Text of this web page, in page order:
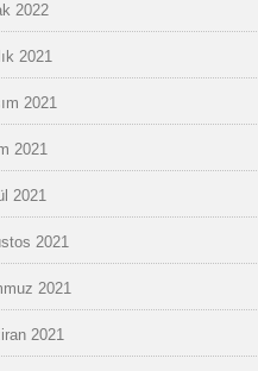
2022
2021
2021
2021
2021
2021
2021
2021